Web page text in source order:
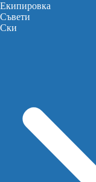
Екипировка
Съвети
Ски